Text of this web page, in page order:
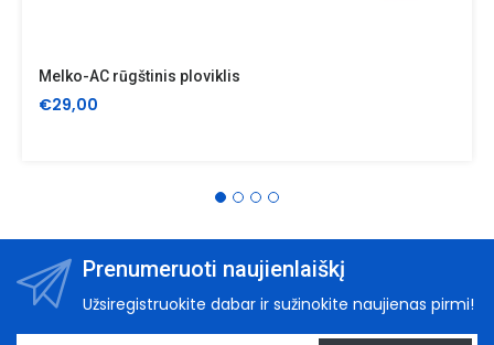
Melko-AC rūgštinis ploviklis
€29,00
Prenumeruoti naujienlaiškį
Užsiregistruokite dabar ir sužinokite naujienas pirmi!